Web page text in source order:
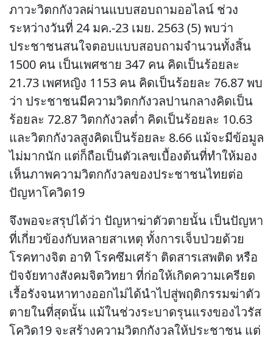
ภาวะวิตกกังวลผ่านแบบสอบถามออไลน์ ช่วง
ระหว่างวันที่ 24 มค.-23 เมย. 2563 (5) พบว่า
ประชาชนสนใจตอบแบบสอบถามจำนวนทั้งสิ้น
1500 คน เป็นเพศชาย 347 คน คิดเป็นร้อยละ
21.73 เพศหญิง 1153 คน คิดเป็นร้อยละ 76.87 พบ
ว่า ประชาชนมีความวิตกกังวลปานกลางคิดเป็น
ร้อยละ 72.87 วิตกกังวลต่ำ คิดเป็นร้อยละ 10.63
และวิตกกังวลสูงคิดเป็นร้อยละ 8.66 แม้จะมีข้อมูล
ไม่มากนัก แต่ก็ถือเป็นตัวเลขเบื้องต้นที่ทำให้มอง
เห็นภาพความวิตกกังวลของประชาชนไทยต่อ
ปัญหาโควิด19
จึงพอจะสรุปได้ว่า ปัญหาฆ่าตัวตายนั้น เป็นปัญหา
ที่เกี่ยวข้องกับหลายสาเหตุ ทั้งการเจ็บป่วยด้วย
โรคทางจิต อาทิ โรคซึมเศร้า ติดสารเสพติด หรือ
ปัจจัยทางสังคมจิตวิทยา ที่ก่อให้เกิดความเครียด
เรื้อรังจนหาทางออกไม่ได้นำไปสู่พฤติกรรมฆ่าตัว
ตายในที่สุดนั้น แม้ในช่วงระบาดรุนแรงของไวรัส
โควิด19 จะสร้างความวิตกกังวลให้ประชาชน แต่